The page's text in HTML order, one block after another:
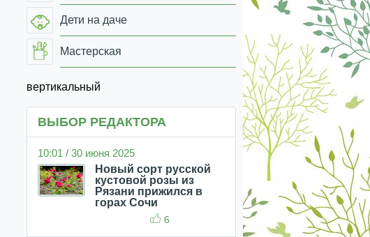
Дети на даче
Мастерская
вертикальный
ВЫБОР РЕДАКТОРА
10:01 / 30 июня 2025
Новый сорт русской
кустовой розы из
Рязани прижился в
горах Сочи
6